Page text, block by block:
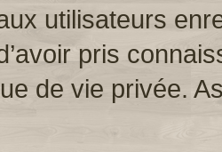
utilisateurs
pris
de vie privée.